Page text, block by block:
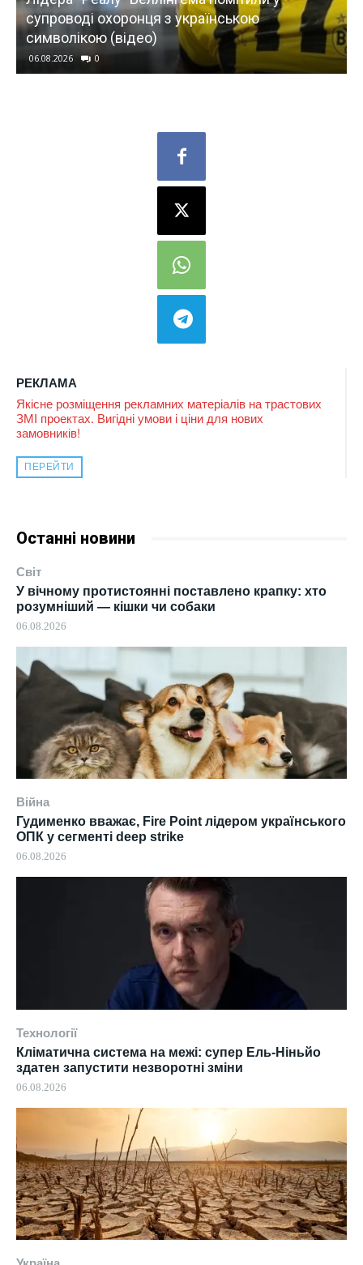
РЕКЛАМА
Якісне розміщення рекламних матеріалів на трастових
ЗМІ проектах. Вигідні умови і ціни для нових
замовників!
ПЕРЕЙТИ
Останні новини
Світ
У вічному протистоянні поставлено крапку: хто
розумніший — кішки чи собаки
06.08.2026
Війна
Гудименко вважає, Fire Point лідером українського
ОПК у сегменті deep strike
06.08.2026
Технології
Кліматична система на межі: супер Ель-Ніньйо
здатен запустити незворотні зміни
06.08.2026
супроводі охоронця з українською
символікою (відео)
06.08.2026 0